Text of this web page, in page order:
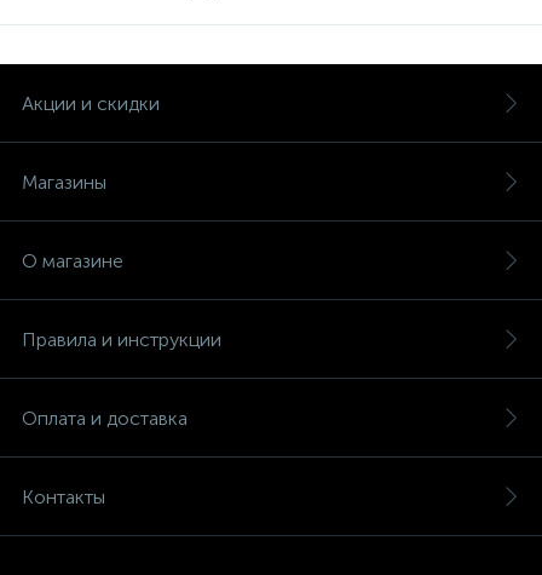
Акции и скидки
Магазины
О магазине
Правила и инструкции
Оплата и доставка
Контакты